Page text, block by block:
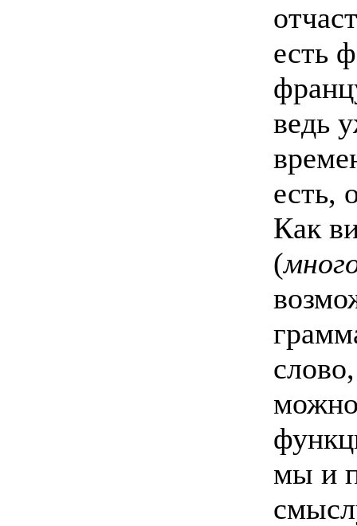
есть
ведь
есть,
Как
(
можно
мы и